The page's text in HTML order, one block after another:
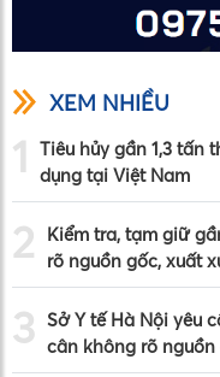
XEM NHIỀU
1
Tiêu hủy gần 1,3 tấn
dụng tại Việt Nam
2
Kiểm tra, tạm giữ
rõ nguồn gốc, xuất
3 Sở Y tế Hà Nội yêu
cân không rõ nguồn